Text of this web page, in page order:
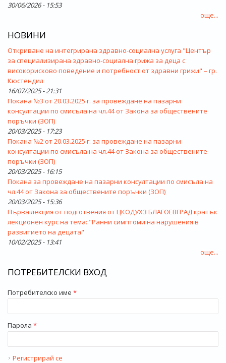
30/06/2026 - 15:53
още...
НОВИНИ
Откриване на интегрирана здравно-социална услуга "Център
за специализирана здравно-социална грижа за деца с
високорисково поведение и потребност от здравни грижи" – гр.
Кюстендил
16/07/2025 - 21:31
Покана №3 от 20.03.2025 г. за провеждане на пазарни
консултации по смисъла на чл.44 от Закона за обществените
поръчки (ЗОП)
20/03/2025 - 17:23
Покана №2 от 20.03.2025 г. за провеждане на пазарни
консултации по смисъла на чл.44 от Закона за обществените
поръчки (ЗОП)
20/03/2025 - 16:15
Покана за провеждане на пазарни консултации по смисъла на
чл.44 от Закона за обществените поръчки (ЗОП)
20/03/2025 - 15:36
Първа лекция от подготвения от ЦКОДУХЗ БЛАГОЕВГРАД кратък
лекционен курс на тема: "Ранни симптоми на нарушения в
развитието на децата"
10/02/2025 - 13:41
още...
ПОТРЕБИТЕЛСКИ ВХОД
Потребителско име *
Парола *
Регистрирай се